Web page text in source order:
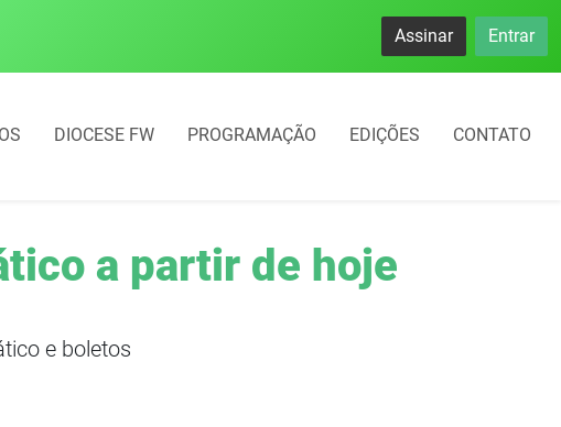
Assinar Entrar
DIOCESE FW PROGRAMAÇÃO EDIÇÕES CONTATO
a partir de hoje
e boletos